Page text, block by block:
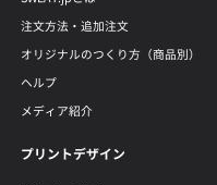
注文方法・追加注文
オリジナルのつくり方（商品別）
ヘルプ
メディア紹介
プリントデザイン